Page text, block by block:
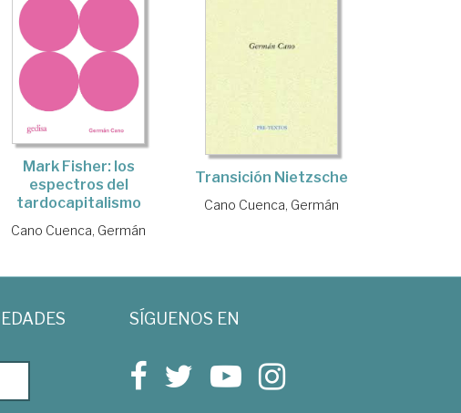
Mark Fisher: los
espectros del
tardocapitalismo
Cano Cuenca, Germán
Transición Nietzsche
Cano Cuenca, Germán
SÍGUENOS EN